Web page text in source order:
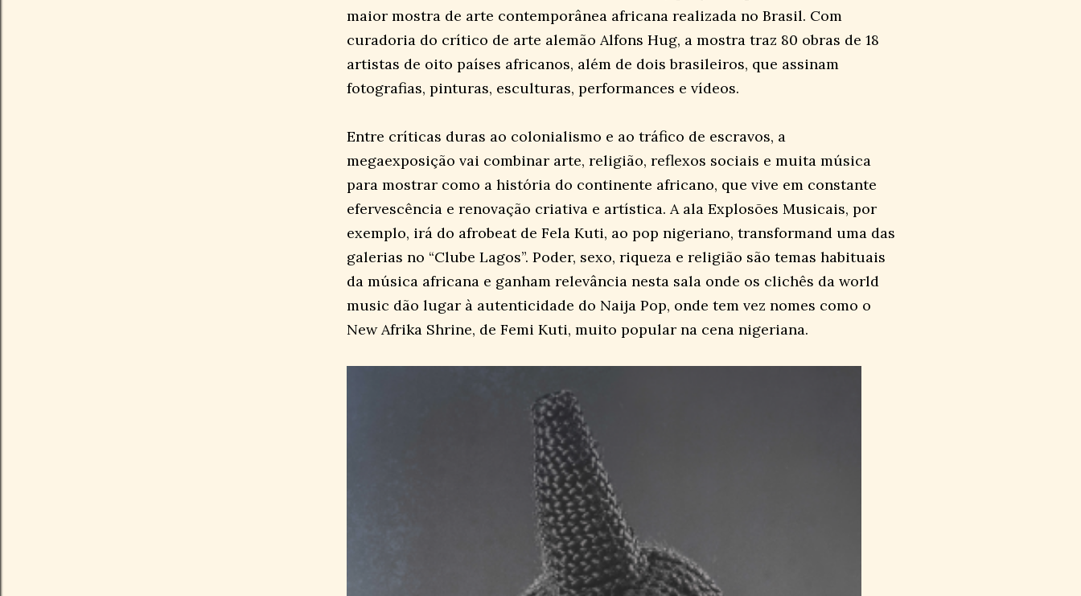
maior mostra de arte contemporânea africana realizada no Brasil. Com
curadoria do crítico de arte alemão Alfons Hug, a mostra traz 80 obras de 18
artistas de oito países africanos, além de dois brasileiros, que assinam
fotografias, pinturas, esculturas, performances e vídeos.
Entre críticas duras ao colonialismo e ao tráfico de escravos, a
megaexposição vai combinar arte, religião, reflexos sociais e muita música
para mostrar como a história do continente africano, que vive em constante
efervescência e renovação criativa e artística. A ala Explosões Musicais, por
exemplo, irá do afrobeat de Fela Kuti, ao pop nigeriano, transformand uma das
galerias no “Clube Lagos”. Poder, sexo, riqueza e religião são temas habituais
da música africana e ganham relevância nesta sala onde os clichês da world
music dão lugar à autenticidade do Naija Pop, onde tem vez nomes como o
New Afrika Shrine, de Femi Kuti, muito popular na cena nigeriana.